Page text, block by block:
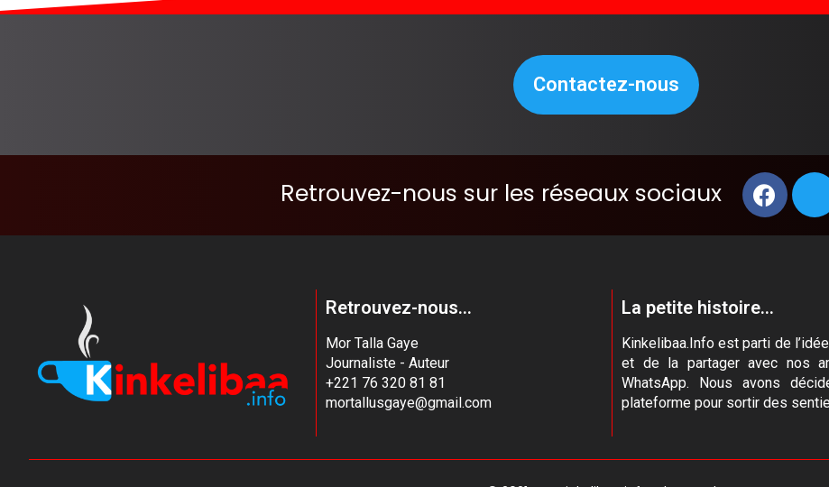
Contactez-nous
Retrouvez-nous sur les réseaux sociaux
Retrouvez-nous...
Mor Talla Gaye
Journaliste - Auteur
+221 76 320 81 81
mortallusgaye@gmail.com
La petite histoire...
Kinkelibaa.Info est parti de
et de la partager avec nos
WhatsApp. Nous avons
plateforme pour sortir des